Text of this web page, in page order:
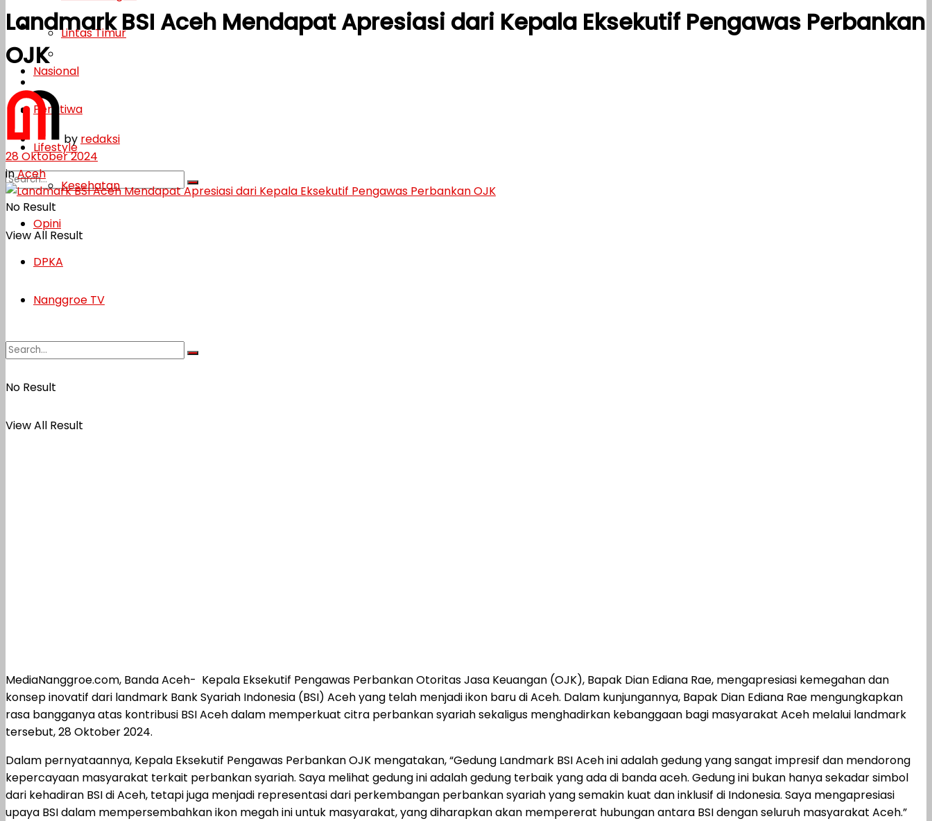
Lifestyle
DPKA
Nanggroe TV
No Result
View All Result
Lintas Timur
Nasional
Peristiwa
Lifestyle
Kesehatan
Opini
DPKA
Nanggroe TV
No Result
View All Result
Landmark BSI Aceh Mendapat Apresiasi dari Kepala Eksekutif Pengawas Perbankan
OJK
by redaksi
28 Oktober 2024
inAceh
MediaNanggroe.com, Banda Aceh- Kepala Eksekutif Pengawas Perbankan Otoritas Jasa Keuangan (OJK), Bapak Dian Ediana Rae, mengapresiasi kemegahan dan
konsep inovatif dari landmark Bank Syariah Indonesia (BSI) Aceh yang telah menjadi ikon baru di Aceh. Dalam kunjungannya, Bapak Dian Ediana Rae mengungkapkan
rasa bangganya atas kontribusi BSI Aceh dalam memperkuat citra perbankan syariah sekaligus menghadirkan kebanggaan bagi masyarakat Aceh melalui landmark
tersebut, 28 Oktober 2024.
Dalam pernyataannya, Kepala Eksekutif Pengawas Perbankan OJK mengatakan, “Gedung Landmark BSI Aceh ini adalah gedung yang sangat impresif dan mendorong
kepercayaan masyarakat terkait perbankan syariah. Saya melihat gedung ini adalah gedung terbaik yang ada di banda aceh. Gedung ini bukan hanya sekadar simbol
dari kehadiran BSI di Aceh, tetapi juga menjadi representasi dari perkembangan perbankan syariah yang semakin kuat dan inklusif di Indonesia. Saya mengapresiasi
upaya BSI dalam mempersembahkan ikon megah ini untuk masyarakat, yang diharapkan akan mempererat hubungan antara BSI dengan seluruh masyarakat Aceh.”